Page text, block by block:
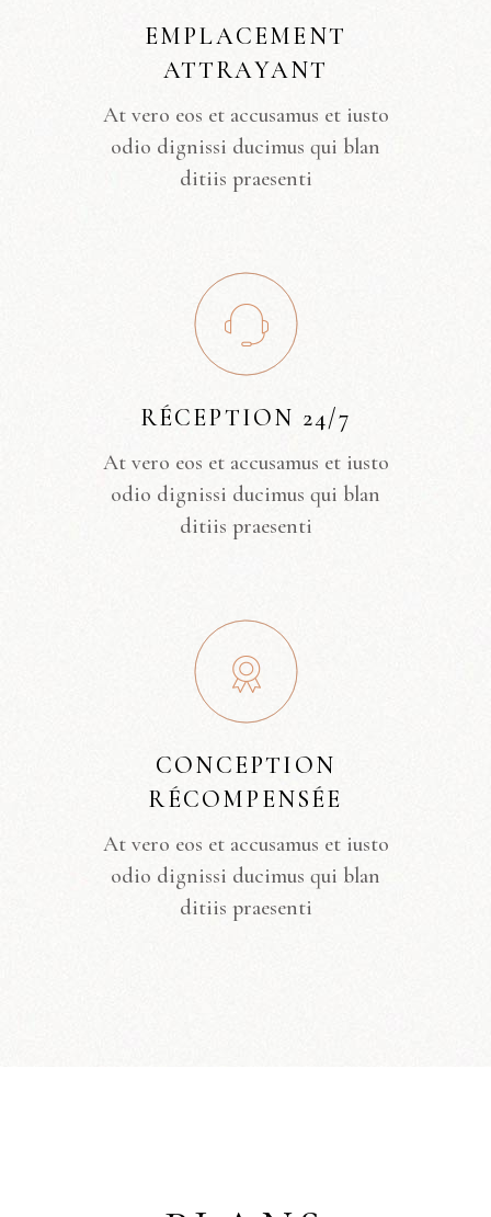
EMPLACEMENT
ATTRAYANT
At vero eos et accusamus et iusto
odio dignissi ducimus qui blan
ditiis praesenti
RÉCEPTION 24/7
At vero eos et accusamus et iusto
odio dignissi ducimus qui blan
ditiis praesenti
CONCEPTION
RÉCOMPENSÉE
At vero eos et accusamus et iusto
odio dignissi ducimus qui blan
ditiis praesenti